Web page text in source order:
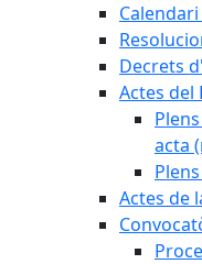
Decrets
Actes del
acta
Actes de